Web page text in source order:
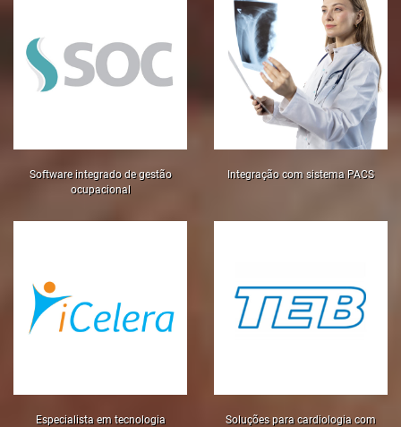
Software integrado de gestão
ocupacional
Integração com sistema PACS
Especialista em tecnologia
Soluções para cardiologia com